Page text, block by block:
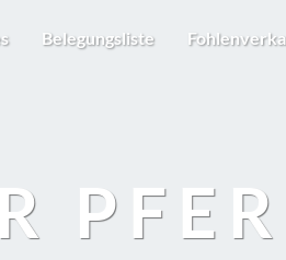
Belegungsliste